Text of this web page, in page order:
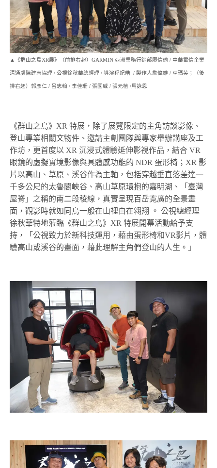
▲《群山之島XR展》（前排右起）GARMIN 亞洲業務行銷部廖信瑜 / 中華電信企業
溝通處陳建志協理 / 公視徐秋華總經理 / 導演程紀皓 / 製作人詹偉雄 / 巫瑪芙；（後
排右起）郭彥仁 / 呂忠翰 / 李佳珊 / 張國威 / 張元植 /馬詠恩
《群山之島》XR 特展，除了展覽限定的主角訪談影像、
登山專業相關文物件、邀請主創團隊與專家舉辦講座及工
作坊，更首度以 XR 沉浸式體驗延伸影視作品，結合 VR
眼鏡的虛擬實境影像與具體感功能的 NDR 蛋形椅；XR 影
片以⾼⼭、草原、溪⾕作為主軸，包括穿越垂直落差達一
千多公尺的太魯閣峽谷、高山草原環抱的嘉明湖、「臺灣
屋脊」之稱的南二段稜線，真實呈現百岳寬廣的全景畫
⾯，觀影時就如同⿃⼀般在⼭裡⾃在翱翔 。 公視總經理
徐秋華特地蒞臨《群山之島》XR 特展開幕活動給予支
持，「公視致力於新科技運用，藉由蛋形椅和VR影片，體
驗高山或溪谷的畫面，藉此理解主角們登山的人生。」